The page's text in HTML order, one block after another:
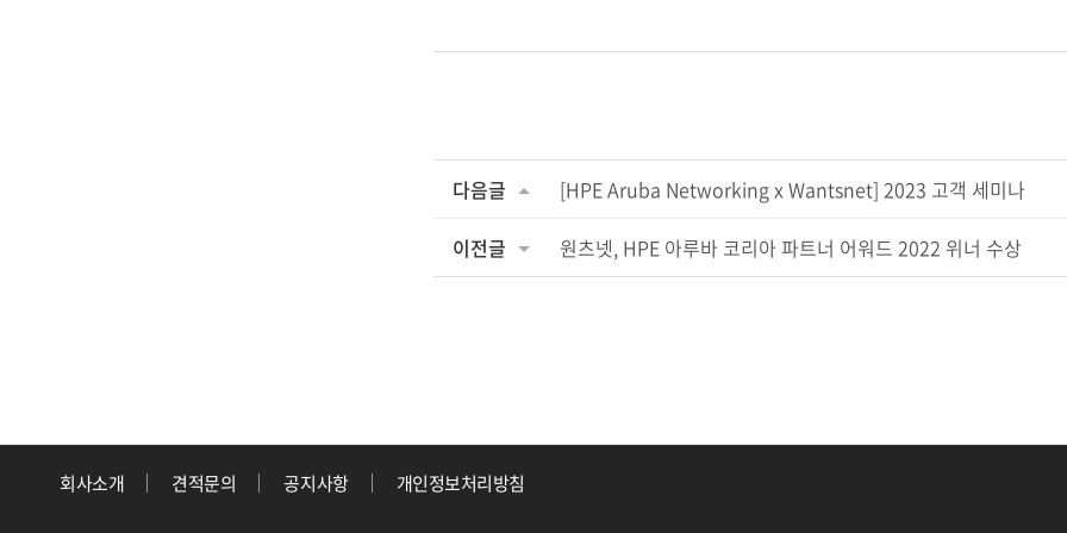
다음글 [HPE Aruba Networking x Wantsnet] 2023 고객 세미나
이전글 원츠넷, HPE 아루바 코리아 파트너 어워드 2022 위너 수상
회사소개 견적문의 공지사항 개인정보처리방침